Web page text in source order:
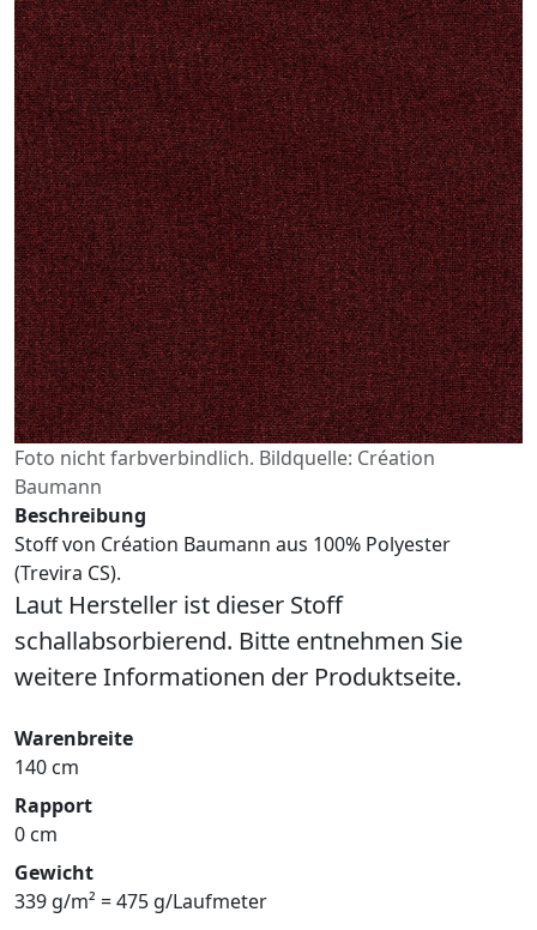
Foto nicht farbverbindlich. Bildquelle: Création
Baumann
Beschreibung
Stoff von Création Baumann aus 100% Polyester
(Trevira CS).
Laut Hersteller ist dieser Stoff
schallabsorbierend. Bitte entnehmen Sie
weitere Informationen der Produktseite.
Warenbreite
140 cm
Rapport
0 cm
Gewicht
339 g/m² = 475 g/Laufmeter